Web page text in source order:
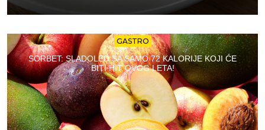
GASTRO
SORBET: SLADOLED SA SAMO 72 KALORIJE KOJI ĆE
BITI HIT OVOG LETA!